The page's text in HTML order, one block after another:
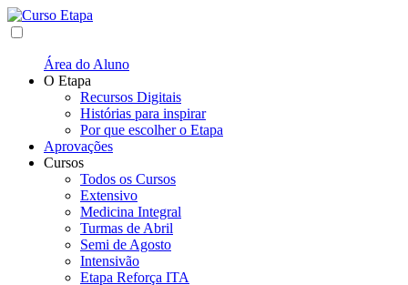
Área do Aluno
O Etapa
Recursos Digitais
Histórias para inspirar
Por que escolher o Etapa
Aprovações
Cursos
Todos os Cursos
Extensivo
Medicina Integral
Turmas de Abril
Semi de Agosto
Intensivão
Etapa Reforça ITA